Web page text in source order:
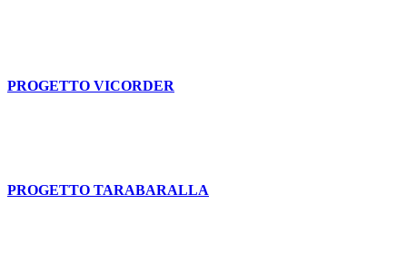
PROGETTO VICORDER
PROGETTO TARABARALLA